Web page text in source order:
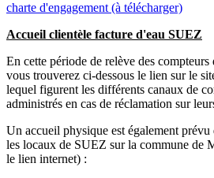
charte d'engagement (à télécharger)
Accueil clientèle facture d'eau SUEZ
En cette période de relève des compteurs
vous trouverez ci-dessous le lien sur le
lequel figurent les différents canaux de
administrés en cas de réclamation sur
Un accueil physique est également
les locaux de SUEZ sur la commune de
le lien internet) :